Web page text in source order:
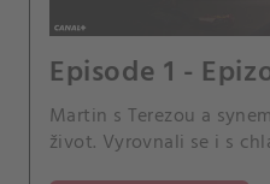
Episode 1 -
Martin s Terezou a synem Jakubem žijí šťastný
život. Vyrovnali se i s